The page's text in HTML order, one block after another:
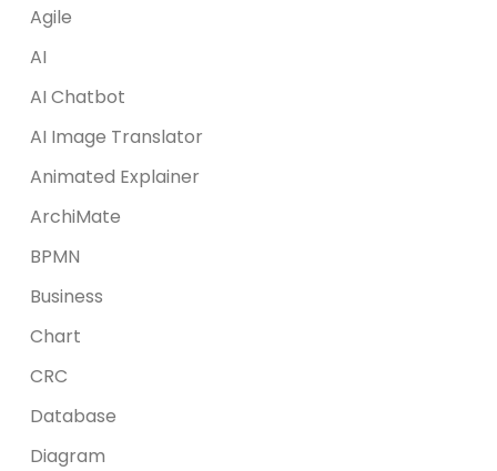
Agile
AI
AI Chatbot
AI Image Translator
Animated Explainer
ArchiMate
BPMN
Business
Chart
CRC
Database
Diagram